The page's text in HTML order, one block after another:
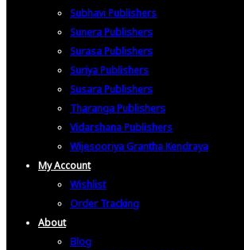
Subhavi Publishers
Sunera Publishers
Surasa Publishers
Suriya Publishers
Susara Publishers
Tharanga Publishers
Vidarshana Publishers
Wijesooriya Grantha Kendraya
My Account
Wishlist
Order Tracking
About
Blog